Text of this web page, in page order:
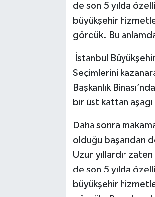
de son 5 yılda
büyükşehir
gördük. Bu
İstanbul
Seçimlerini
Başkanlık
bir üst kattan aşağı
Daha sonra
olduğu başarıdan
Uzun yıllardır
de son 5 yılda
büyükşehir